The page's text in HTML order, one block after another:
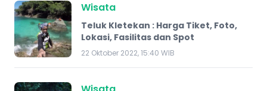
Wisata
Teluk Kletekan : Harga Tiket, Foto,
Lokasi, Fasilitas dan Spot
22 Oktober 2022, 15:40 WIB